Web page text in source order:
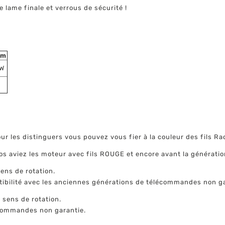
lame finale et verrous de sécurité !
les distinguers vous pouvez vous fier à la couleur des fils
aviez les moteur avec fils ROUGE et encore avant la
de rotation.
avec les anciennes générations de télécommandes non
sens de rotation.
non garantie.